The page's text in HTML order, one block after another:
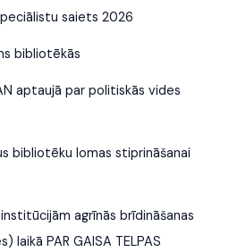
saiets 2026
bibliotēkās
aptaujā par politiskās vides
bibliotēku lomas stiprināšanai
agrīnās brīdināšanas
laikā PAR GAISA TELPAS